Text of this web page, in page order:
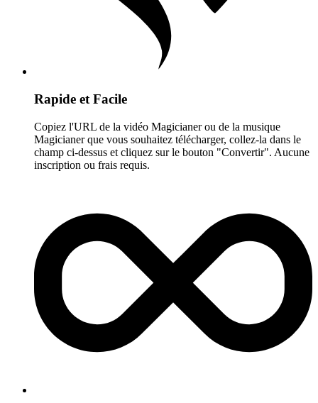
Rapide et Facile
Copiez l'URL de la vidéo Magicianer ou de la musique
Magicianer que vous souhaitez télécharger, collez-la dans le
champ ci-dessus et cliquez sur le bouton "Convertir". Aucune
inscription ou frais requis.